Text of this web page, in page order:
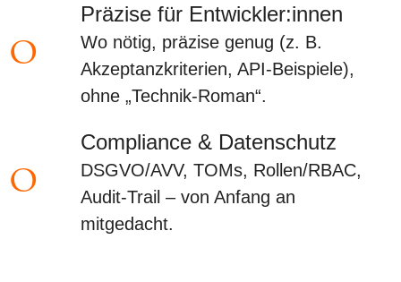
o
Präzise für Entwickler:innen
Wo nötig, präzise genug (z. B.
Akzeptanzkriterien, API-Beispiele),
ohne „Technik-Roman“.
o
Compliance & Datenschutz
DSGVO/AVV, TOMs, Rollen/RBAC,
Audit-Trail – von Anfang an
mitgedacht.